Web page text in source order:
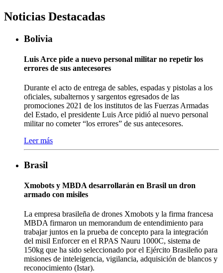
Noticias Destacadas
Bolivia
Luis Arce pide a nuevo personal militar no repetir los
errores de sus antecesores
Durante el acto de entrega de sables, espadas y pistolas a los
oficiales, subalternos y sargentos egresados de las
promociones 2021 de los institutos de las Fuerzas Armadas
del Estado, el presidente Luis Arce pidió al nuevo personal
militar no cometer “los errores” de sus antecesores.
Leer más
Brasil
Xmobots y MBDA desarrollarán en Brasil un dron
armado con misiles
La empresa brasileña de drones Xmobots y la firma francesa
MBDA firmaron un memorandum de entendimiento para
trabajar juntos en la prueba de concepto para la integración
del misil Enforcer en el RPAS Nauru 1000C, sistema de
150kg que ha sido seleccionado por el Ejército Brasileño para
misiones de inteleigencia, vigilancia, adquisición de blancos y
reconocimiento (Istar).